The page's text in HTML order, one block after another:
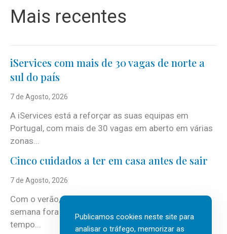
Mais recentes
iServices com mais de 30 vagas de norte a
sul do país
7 de Agosto, 2026
A iServices está a reforçar as suas equipas em
Portugal, com mais de 30 vagas em aberto em várias
zonas...
Cinco cuidados a ter em casa antes de sair
7 de Agosto, 2026
Com o verão, chegam também as férias, os fins-de-
semana fora e os dias em que a casa fica mais
tempo...
Publicamos cookies neste site para
analisar o tráfego, memorizar as